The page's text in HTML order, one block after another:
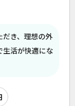
だき、理想の外
生活が快適にな